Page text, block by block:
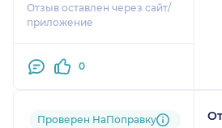
Отзыв оставлен через сайт/
приложение
0
Пользователь
Проверен НаПоправку